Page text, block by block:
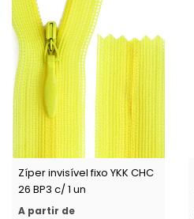
Zíper invisível fixo YKK CHC
26 BP3 c/ 1 un
A partir de